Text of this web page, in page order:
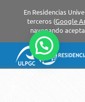
En Residencias
terceros (Google
navegando